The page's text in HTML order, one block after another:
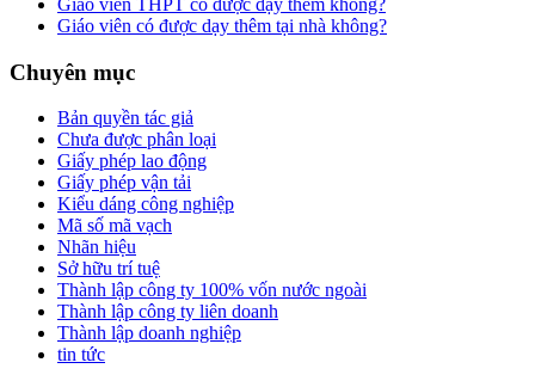
Giáo viên THPT có được dạy thêm không?
Giáo viên có được dạy thêm tại nhà không?
Chuyên mục
Bản quyền tác giả
Chưa được phân loại
Giấy phép lao động
Giấy phép vận tải
Kiểu dáng công nghiệp
Mã số mã vạch
Nhãn hiệu
Sở hữu trí tuệ
Thành lập công ty 100% vốn nước ngoài
Thành lập công ty liên doanh
Thành lập doanh nghiệp
tin tức